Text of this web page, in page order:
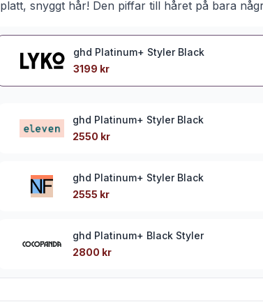
platt, snyggt hår! Den piffar till håret på bara
ghd Platinum+ Styler Black
3199 kr
ghd Platinum+ Styler Black
2550 kr
ghd Platinum+ Styler Black
2555 kr
ghd Platinum+ Black Styler
2800 kr